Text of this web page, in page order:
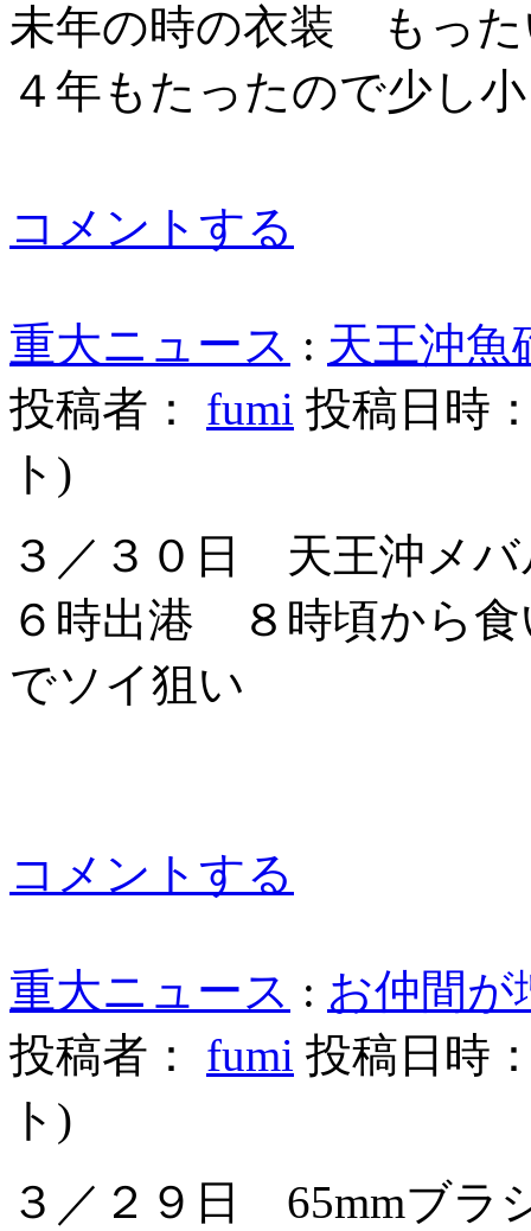
未年の時の衣装 もっ
４年もたったので少し
コメントする
重大ニュース : 天王沖魚
投稿者： fumi 投稿日時
ト )
３／３０日 天王沖メバ
６時出港 ８時頃から
でソイ狙い
コメントする
重大ニュース : お仲間が
投稿者： fumi 投稿日時
ト )
３／２９日 65mmブラ